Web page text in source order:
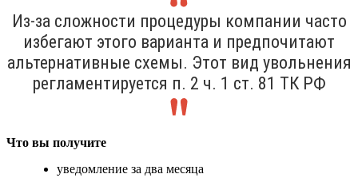
Из-за сложности процедуры компании часто
избегают этого варианта и предпочитают
альтернативные схемы. Этот вид увольнения
регламентируется п. 2 ч. 1 ст. 81 ТК РФ
Что вы получите
уведомление за два месяца